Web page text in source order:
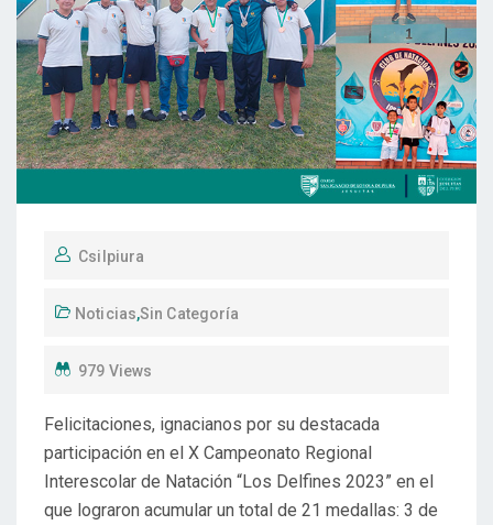
Csilpiura
Noticias,Sin Categoría
979 Views
Felicitaciones, ignacianos por su destacada
participación en el X Campeonato Regional
Interescolar de Natación “Los Delfines 2023” en el
que lograron acumular un total de 21 medallas: 3 de